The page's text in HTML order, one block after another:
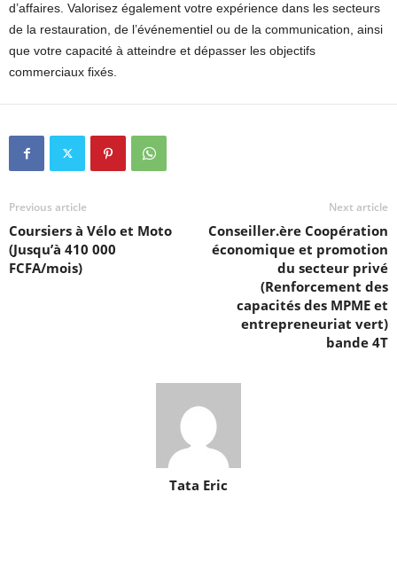
d’affaires. Valorisez également votre expérience dans les secteurs
de la restauration, de l’événementiel ou de la communication, ainsi
que votre capacité à atteindre et dépasser les objectifs
commerciaux fixés.
Previous article
Coursiers à Vélo et Moto
(Jusqu’à 410 000
FCFA/mois)
Next article
Conseiller.ère Coopération
économique et promotion
du secteur privé
(Renforcement des
capacités des MPME et
entrepreneuriat vert)
bande 4T
Tata Eric